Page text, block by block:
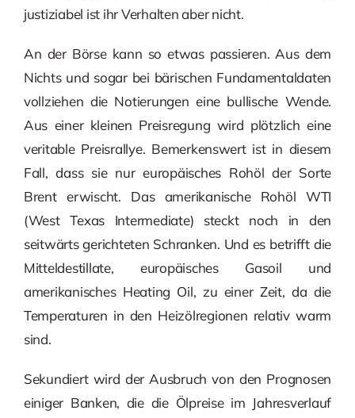
justiziabel ist ihr Verhalten aber nicht.
An der Börse kann so etwas passieren. Aus dem
Nichts und sogar bei bärischen Fundamentaldaten
vollziehen die Notierungen eine bullische Wende.
Aus einer kleinen Preisregung wird plötzlich eine
veritable Preisrallye. Bemerkenswert ist in diesem
Fall, dass sie nur europäisches Rohöl der Sorte
Brent erwischt. Das amerikanische Rohöl WTI
(West Texas Intermediate) steckt noch in den
seitwärts gerichteten Schranken. Und es betrifft die
Mitteldestillate, europäisches Gasoil und
amerikanisches Heating Oil, zu einer Zeit, da die
Temperaturen in den Heizölregionen relativ warm
sind.
Sekundiert wird der Ausbruch von den Prognosen
einiger Banken, die die Ölpreise im Jahresverlauf